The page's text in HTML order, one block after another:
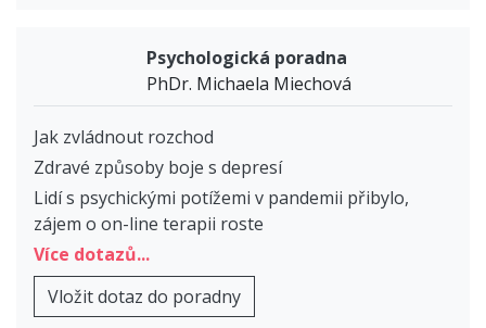
Psychologická poradna
PhDr. Michaela Miechová
Jak zvládnout rozchod
Zdravé způsoby boje s depresí
Lidí s psychickými potížemi v pandemii přibylo,
zájem o on-line terapii roste
Více dotazů...
Vložit dotaz do poradny